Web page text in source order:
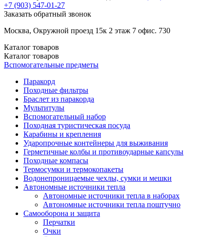
+7 (903) 547-01-27
Заказать обратный звонок
Москва, Окружной проезд 15к 2 этаж 7 офис. 730
Каталог товаров
Каталог товаров
Вспомогательные предметы
Паракорд
Походные фильтры
Браслет из паракорда
Мультитулы
Вспомогательный набор
Походная туристическая посуда
Карабины и крепления
Ударопрочные контейнеры для выживания
Герметичные колбы и противоударные капсулы
Походные компасы
Термосумки и термокопакеты
Водонепроницаемые чехлы, сумки и мешки
Автономные источники тепла
Автономные источники тепла в наборах
Автономные источники тепла поштучно
Самооборона и защита
Перчатки
Очки